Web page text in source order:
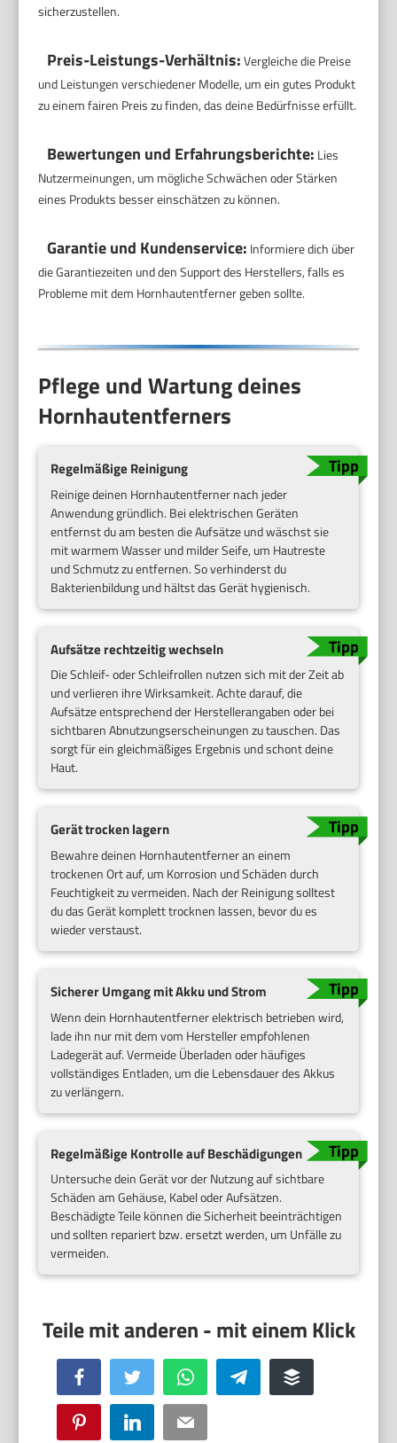
sicherzustellen.
Preis-Leistungs-Verhältnis:Vergleiche die Preise
und Leistungen verschiedener Modelle, um ein gutes Produkt
zu einem fairen Preis zu finden, das deine Bedürfnisse erfüllt.
Bewertungen und Erfahrungsberichte: Lies
Nutzermeinungen, um mögliche Schwächen oder Stärken
eines Produkts besser einschätzen zu können.
Garantie und Kundenservice: Informiere dich über
die Garantiezeiten und den Support des Herstellers, falls es
Probleme mit dem Hornhautentferner geben sollte.
Pflege und Wartung deines
Hornhautentferners
Regelmäßige Reinigung
Reinige deinen Hornhautentferner nach jeder
Anwendung gründlich. Bei elektrischen Geräten
entfernst du am besten die Aufsätze und wäschst sie
mit warmem Wasser und milder Seife, um Hautreste
und Schmutz zu entfernen. So verhinderst du
Bakterienbildung und hältst das Gerät hygienisch.
Aufsätze rechtzeitig wechseln
Die Schleif- oder Schleifrollen nutzen sich mit der Zeit ab
und verlieren ihre Wirksamkeit. Achte darauf, die
Aufsätze entsprechend der Herstellerangaben oder bei
sichtbaren Abnutzungserscheinungen zu tauschen. Das
sorgt für ein gleichmäßiges Ergebnis und schont deine
Haut.
Gerät trocken lagern
Bewahre deinen Hornhautentferner an einem
trockenen Ort auf, um Korrosion und Schäden durch
Feuchtigkeit zu vermeiden. Nach der Reinigung solltest
du das Gerät komplett trocknen lassen, bevor du es
wieder verstaust.
Sicherer Umgang mit Akku und Strom
Wenn dein Hornhautentferner elektrisch betrieben wird,
lade ihn nur mit dem vom Hersteller empfohlenen
Ladegerät auf. Vermeide Überladen oder häufiges
vollständiges Entladen, um die Lebensdauer des Akkus
zu verlängern.
Regelmäßige Kontrolle auf Beschädigungen
Untersuche dein Gerät vor der Nutzung auf sichtbare
Schäden am Gehäuse, Kabel oder Aufsätzen.
Beschädigte Teile können die Sicherheit beeinträchtigen
und sollten repariert bzw. ersetzt werden, um Unfälle zu
vermeiden.
Facebook Twitter WhatsApp Telegram Buffer
Pinterest LinkedIn Email